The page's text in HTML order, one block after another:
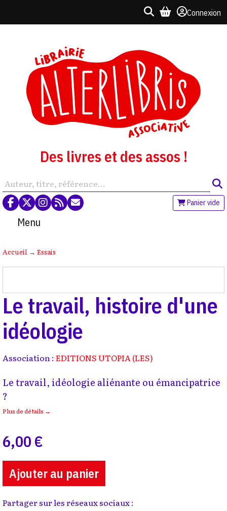
Connexion
Des livres et des assos !
Panier vide
Menu
Accueil → Essais
Le travail, histoire d'une
idéologie
Association : EDITIONS UTOPIA (LES)
Le travail, idéologie aliénante ou émancipatrice
?
Plus de détails →
6,00 €
Ajouter au panier
Partager sur les réseaux sociaux :